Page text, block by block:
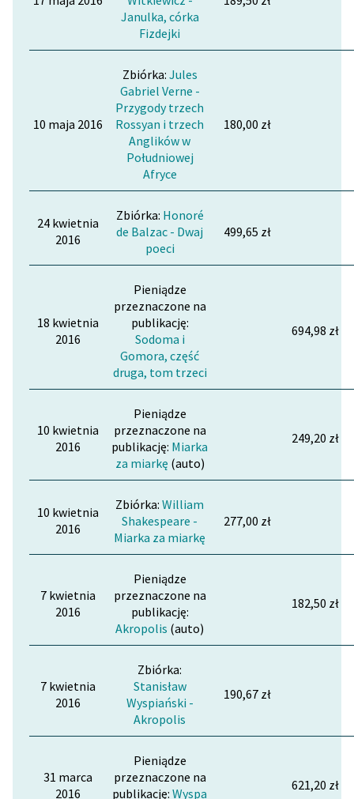
Janulka, córka
Fizdejki
10 maja 2016
Zbiórka: Jules
Gabriel Verne -
Przygody trzech
Rossyan i trzech
Anglików w
Południowej
Afryce
180,00 zł
24 kwietnia
2016
Zbiórka: Honoré
de Balzac - Dwaj
poeci
499,65 zł
18 kwietnia
2016
Pieniądze
przeznaczone na
publikację:
Sodoma i
Gomora, część
druga, tom trzeci
694,98 zł
10 kwietnia
2016
Pieniądze
przeznaczone na
publikację: Miarka
za miarkę (auto)
249,20 zł
10 kwietnia
2016
Zbiórka:William
Shakespeare -
Miarka za miarkę
277,00 zł
7 kwietnia
2016
Pieniądze
przeznaczone na
publikację:
Akropolis (auto)
182,50 zł
7 kwietnia
2016
Zbiórka:
Stanisław
Wyspiański -
Akropolis
190,67 zł
31 marca
2016
Pieniądze
przeznaczone na
publikację:Wyspa
621,20 zł